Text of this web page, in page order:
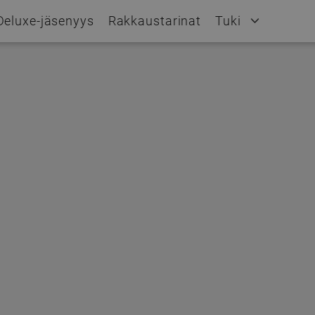
jäsenyys Rakkaustarinat Tuki